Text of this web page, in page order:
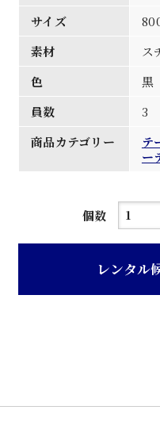
サイズ
素材
ス
色
黒
員数
3
商品カテゴリー
テ
ー
個数
黒
ー
レンタル